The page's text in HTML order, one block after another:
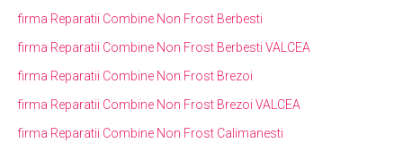
firma Reparatii Combine Non Frost Berbesti
firma Reparatii Combine Non Frost Berbesti VALCEA
firma Reparatii Combine Non Frost Brezoi
firma Reparatii Combine Non Frost Brezoi VALCEA
firma Reparatii Combine Non Frost Calimanesti